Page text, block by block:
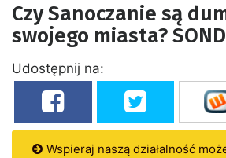
Czy Sanoczanie są
swojego miasta?
Udostępnij na:
Wspieraj naszą działalność